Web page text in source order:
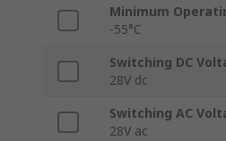
Minimum
-55°C
Switching DC
28V dc
Switching AC
28V ac